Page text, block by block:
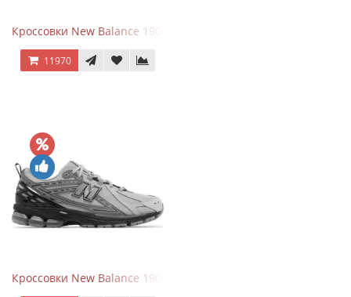
Кроссовки New Balance 1906A Black Silver
11970
Кроссовки New Balance 1906R Brighton Grey